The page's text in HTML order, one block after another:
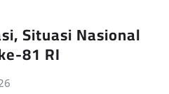
Situasi Nasional
81 RI